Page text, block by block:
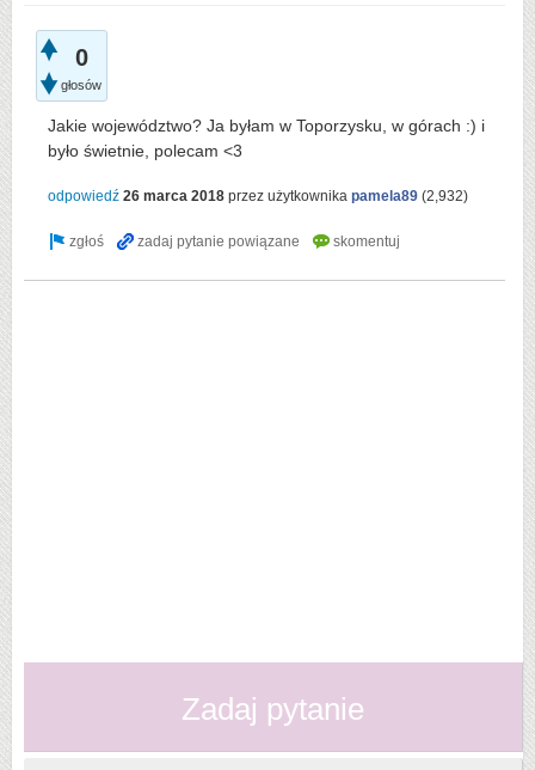
0
głosów
Jakie województwo? Ja byłam w Toporzysku, w górach :) i
było świetnie, polecam <3
odpowiedź 26 marca 2018 przez użytkownika pamela89 (2,932)
Zadaj pytanie